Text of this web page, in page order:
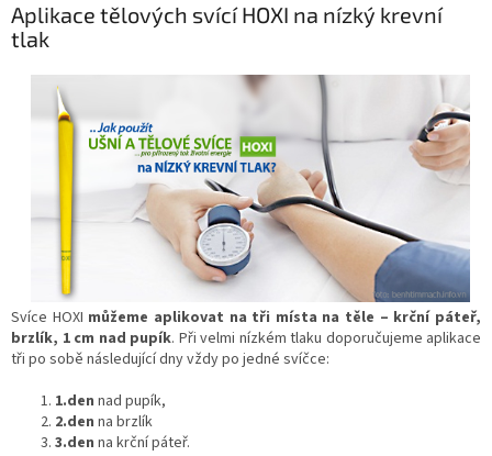
Aplikace tělových svící HOXI na nízký krevní
tlak
Svíce HOXI můžeme aplikovat na tři místa na těle – krční páteř,
brzlík, 1 cm nad pupík. Při velmi nízkém tlaku doporučujeme aplikace
tři po sobě následující dny vždy po jedné svíčce:
1.den nad pupík,
2.den na brzlík
3.den na krční páteř.